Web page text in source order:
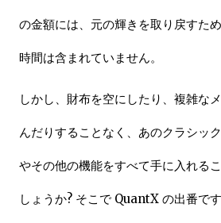
の金額には、元の輝きを取り戻すた
時間は含まれていません。
しかし、財布を空にしたり、複雑な
んだりすることなく、あのクラシッ
やその他の機能をすべて手に入れる
しょうか? そこで QuantX の出番で